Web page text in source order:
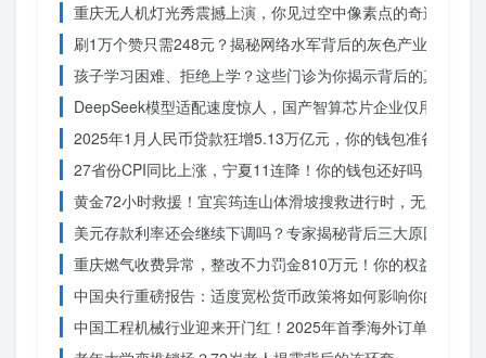
重庆无人机灯光秀震撼上演，你见过空中像素点的奇迹吗？
刷1万个赞只需248元？揭秘网络水军背后的灰色产业链
孩子学习困难、拒绝上学？这些门诊为你揭示背后的真相
DeepSeek模型适配速度惊人，国产智算芯片企业仅用一周
2025年1月人民币贷款狂增5.13万亿元，你的钱包准备好了吗
27省份CPI同比上涨，宁夏11连降！你的钱包还好吗？
黄金72小时救援！宜宾筠连山体滑坡搜救进行时，无人机遥
美元存款利率还会继续下调吗？专家揭秘背后三大原因
重庆燃气收费异常，整改不力罚金810万元！你的权益被侵犯
中国央行重磅报告：适度宽松货币政策将如何影响你的消费？
中国工程机械行业迎来开门红！2025年首季海外订单激增，